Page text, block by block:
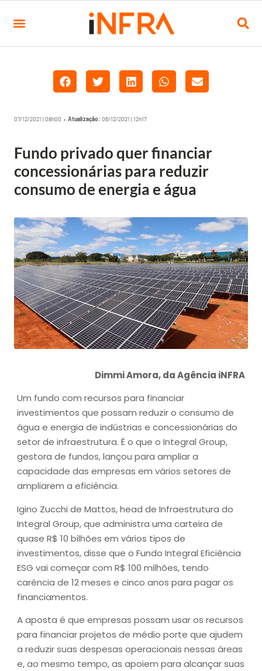
07/12/2021 | 08h00 • Atualização: 06/12/2021 | 12h17
Fundo privado quer financiar
concessionárias para reduzir
consumo de energia e água
Dimmi Amora, da Agência iNFRA
Um fundo com recursos para financiar
investimentos que possam reduzir o consumo de
água e energia de indústrias e concessionárias do
setor de infraestrutura. É o que o Integral Group,
gestora de fundos, lançou para ampliar a
capacidade das empresas em vários setores de
ampliarem a eficiência.
Igino Zucchi de Mattos, head de Infraestrutura do
Integral Group, que administra uma carteira de
quase R$ 10 bilhões em vários tipos de
investimentos, disse que o Fundo Integral Eficiência
ESG vai começar com R$ 100 milhões, tendo
carência de 12 meses e cinco anos para pagar os
financiamentos.
A aposta é que empresas possam usar os recursos
para financiar projetos de médio porte que ajudem
a reduzir suas despesas operacionais nessas áreas
e, ao mesmo tempo, as apoiem para alcançar suas